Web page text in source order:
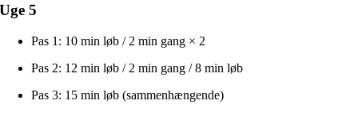
Uge 5
Pas 1: 10 min løb / 2 min gang × 2
Pas 2: 12 min løb / 2 min gang / 8 min løb
Pas 3: 15 min løb (sammenhængende)